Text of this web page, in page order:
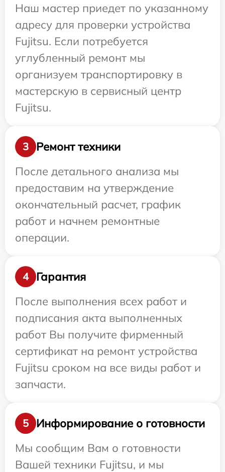
Наш мастер приедет по указанному
адресу для проверки устройства
Fujitsu. Если потребуется
углубленный ремонт мы
организуем транспортировку в
мастерскую в сервисный центр
Fujitsu.
3
Ремонт техники
После детального анализа мы
предоставим на утверждение
окончательный расчет, график
работ и начнем ремонтные
операции.
4
Гарантия
После выполнения всех работ и
подписания акта выполненных
работ Вы получите фирменный
сертификат на ремонт устройства
Fujitsu сроком на все виды работ и
запчасти.
5
Информирование о готовности
Мы сообщим Вам о готовности
Вашей техники Fujitsu, и мы